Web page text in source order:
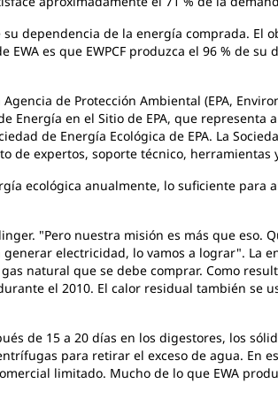
dependencia de la energía comprada. El
es que EWPCF produzca el 96 % de su
de Protección Ambiental (EPA,
Energía en el Sitio de EPA, que representa
de Energía Ecológica de EPA. La
de expertos, soporte técnico, herramientas
ecológica anualmente, lo suficiente para
"Pero nuestra misión es más que eso.
electricidad, lo vamos a lograr". La
natural que se debe comprar. Como
el 2010. El calor residual también se
de 15 a 20 días en los digestores, los
para retirar el exceso de agua. En
limitado. Mucho de lo que EWA